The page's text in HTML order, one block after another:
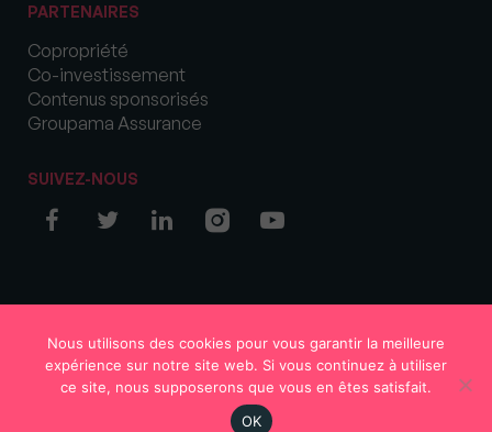
PARTENAIRES
Copropriété
Co-investissement
Contenus sponsorisés
Groupama Assurance
SUIVEZ-NOUS
Nous utilisons des cookies pour vous garantir la meilleure
expérience sur notre site web. Si vous continuez à utiliser
ce site, nous supposerons que vous en êtes satisfait.
OK